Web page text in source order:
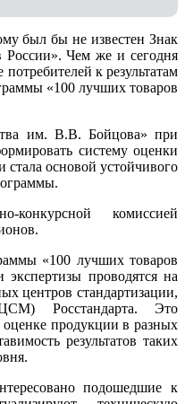
был бы не известен Знак
Чем же и сегодня
к результатам
«100 лучших товаров
им. В.В. Бойцова» при
систему оценки
стала основой устойчивого
комиссией
«100 лучших товаров
проводятся на
центров стандартизации,
Росстандарта. Это
оценке продукции в разных
результатов таких
подошедшие к